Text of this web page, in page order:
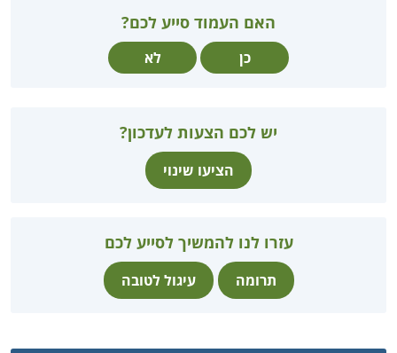
האם העמוד סייע לכם?
כן לא
יש לכם הצעות לעדכון?
הציעו שינוי
עזרו לנו להמשיך לסייע לכם
תרומה עיגול לטובה